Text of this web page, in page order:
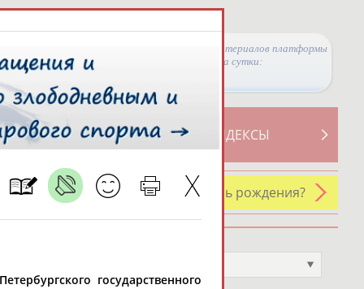
Просмотры материалов платформы
за сутки:
СВОДНЫЕ ИНДЕКСЫ
У кого сегодня день рождения?
государственного